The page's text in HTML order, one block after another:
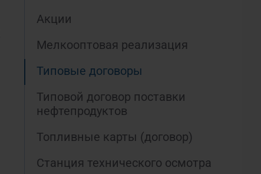
Акции
Мелкооптовая реализация
Типовые договоры
Типовой договор поставки
нефтепродуктов
Топливные карты (договор)
Станция технического осмотра